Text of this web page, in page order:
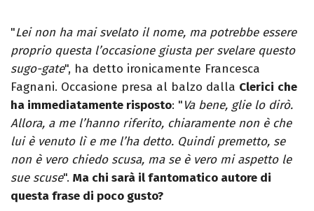
"Lei non ha mai svelato il nome, ma potrebbe essere
proprio questa l’occasione giusta per svelare questo
sugo-gate", ha detto ironicamente Francesca
Fagnani. Occasione presa al balzo dalla Clerici che
ha immediatamente risposto: "Va bene, glie lo dirò.
Allora, a me l’hanno riferito, chiaramente non è che
lui è venuto lì e me l’ha detto. Quindi premetto, se
non è vero chiedo scusa, ma se è vero mi aspetto le
sue scuse". Ma chi sarà il fantomatico autore di
questa frase di poco gusto?